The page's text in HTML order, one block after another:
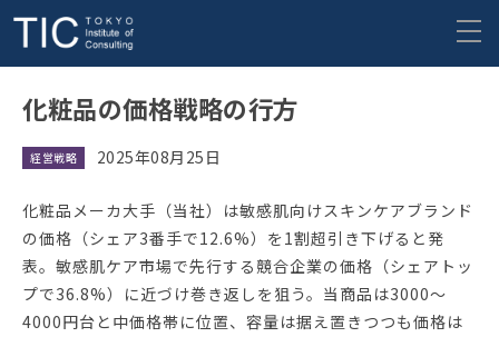
化粧品の価格戦略の行方
経営戦略 2025年08月25日
化粧品メーカ大手（当社）は敏感肌向けスキンケアブランド
の価格（シェア3番手で12.6%）を1割超引き下げると発
表。敏感肌ケア市場で先行する競合企業の価格（シェアトッ
プで36.8%）に近づけ巻き返しを狙う。当商品は3000〜
4000円台と中価格帯に位置、容量は据え置きつつも価格は